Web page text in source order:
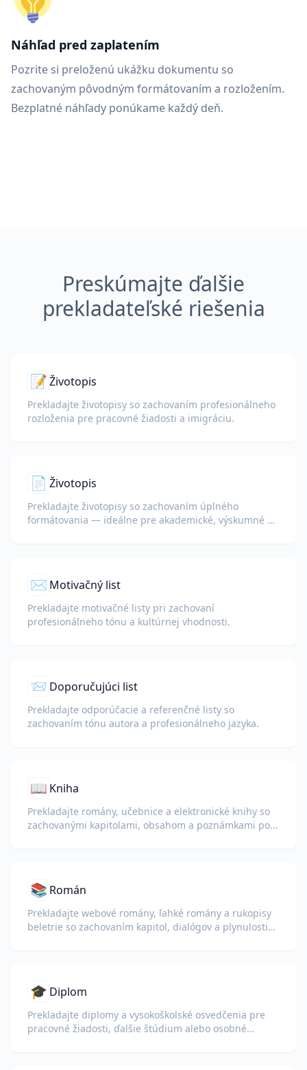
Náhľad pred zaplatením
Pozrite si preloženú ukážku dokumentu so
zachovaným pôvodným formátovaním a rozložením.
Bezplatné náhľady ponúkame každý deň.
Preskúmajte ďalšie
prekladateľské riešenia
📝Životopis
Prekladajte životopisy so zachovaním profesionálneho
rozloženia pre pracovné žiadosti a imigráciu.
📄 Životopis
Prekladajte životopisy so zachovaním úplného
formátovania — ideálne pre akademické, výskumné a
✉️ Motivačný list
Prekladajte motivačné listy pri zachovaní
profesionálneho tónu a kultúrnej vhodnosti.
📨 Doporučujúci list
Prekladajte odporúčacie a referenčné listy so
zachovaním tónu autora a profesionálneho jazyka.
📖 Kniha
Prekladajte romány, učebnice a elektronické knihy so
zachovanými kapitolami, obsahom a poznámkami pod
📚 Román
Prekladajte webové romány, ľahké romány a rukopisy
beletrie so zachovaním kapitol, dialógov a plynulosti
🎓 Diplom
Prekladajte diplomy a vysokoškolské osvedčenia pre
pracovné žiadosti, ďalšie štúdium alebo osobné